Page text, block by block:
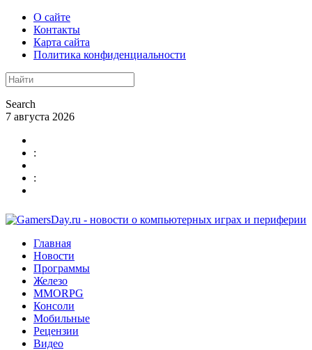
О сайте
Контакты
Карта сайта
Политика конфиденциальности
Search
7 августа 2026
:
:
Главная
Новости
Программы
Железо
MMORPG
Консоли
Мобильные
Рецензии
Видео